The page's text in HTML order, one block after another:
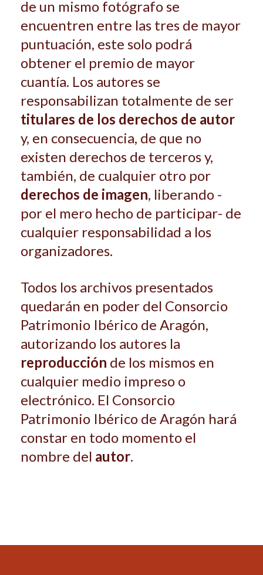
de un mismo fotógrafo se
encuentren en­tre las tres de mayor
puntuación, este solo podrá
obtener el premio de mayor
cuantía. Los autores se
responsabilizan totalmente de ser
titulares de los derechos de autor
y, en consecuencia, de que no
existen derechos de terce­ros y,
también, de cualquier otro por
derechos de imagen, liberando -
por el mero hecho de participar- de
cualquier responsabilidad a los
organizadores.
Todos los archivos presentados
quedarán en poder del Consorcio
Patrimonio Ibérico de Aragón,
autorizando los autores la
reproducción de los mismos en
cualquier medio impreso o
electrónico. El Consorcio
Patrimonio Ibérico de Aragón hará
constar en todo momento el
nombre del autor.